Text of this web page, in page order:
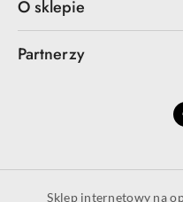
O sklepie
Partnerzy
Sklep internetowy na